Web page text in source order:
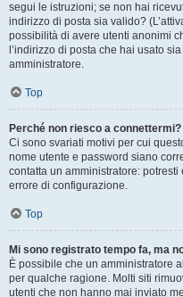
segui le istruzioni; se non hai
indirizzo di posta sia valido?
possibilità di avere utenti anonimi
l’indirizzo di posta che hai usato
amministratore.
Top
Perché non riesco a connettermi?
Ci sono svariati motivi per cui
nome utente e password siano
contatta un amministratore:
errore di configurazione.
Top
Mi sono registrato tempo fa, ma
È possibile che un amministratore
per qualche ragione. Molti siti
utenti che non hanno mai inviato